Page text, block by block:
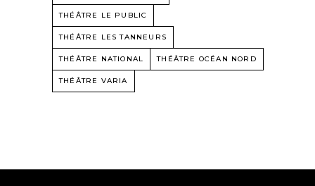
THÉÂTRE LE PUBLIC
THÉÂTRE LES TANNEURS
THÉÂTRE NATIONAL THÉÂTRE OCÉAN NORD
THÉÂTRE VARIA